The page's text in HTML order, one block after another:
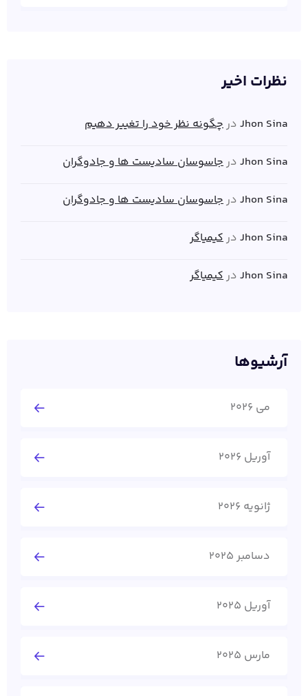
نظرات اخیر
Jhon Sina درچگونه نظر خود را تغییر دهیم
Jhon Sina درجاسوسان سادیست ها و جادوگران
Jhon Sina درجاسوسان سادیست ها و جادوگران
Jhon Sina درکیمیاگر
Jhon Sina درکیمیاگر
آرشیوها
می 2026
آوریل 2026
ژانویه 2026
دسامبر 2025
آوریل 2025
مارس 2025